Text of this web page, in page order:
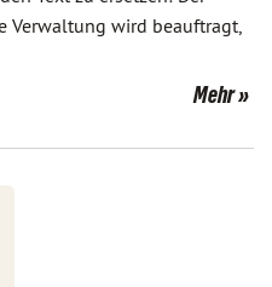
Verwaltung wird beauftragt,
Mehr